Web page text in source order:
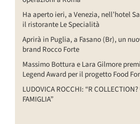
Ha aperto ieri, a Venezia, nell’hotel
il ristorante Le Specialità
Aprirà in Puglia, a Fasano (Br), un
brand Rocco Forte
Massimo Bottura e Lara Gilmore
Legend Award per il progetto Food
LUDOVICA ROCCHI: “R
FAMIGLIA”